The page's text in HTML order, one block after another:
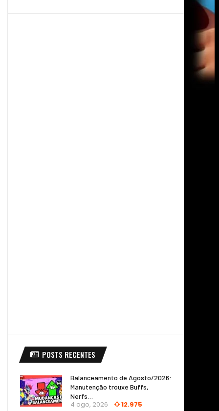
POSTS RECENTES
Balanceamento de Agosto/2026:
Manutenção trouxe Buffs,
Nerfs…
4 ago, 2026 12.975